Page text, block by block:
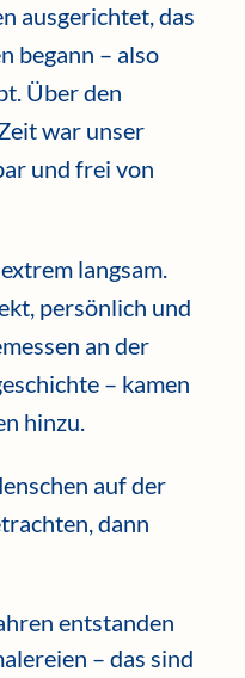
ausgerichtet, das
begann – also
Über den
war unser
und frei von
langsam.
persönlich und
an der
– kamen
hinzu.
auf der
dann
entstanden
– das sind